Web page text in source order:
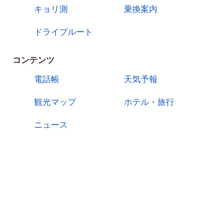
キョリ測
乗換案内
ドライブルート
コンテンツ
電話帳
天気予報
観光マップ ホテル・旅行
ニュース